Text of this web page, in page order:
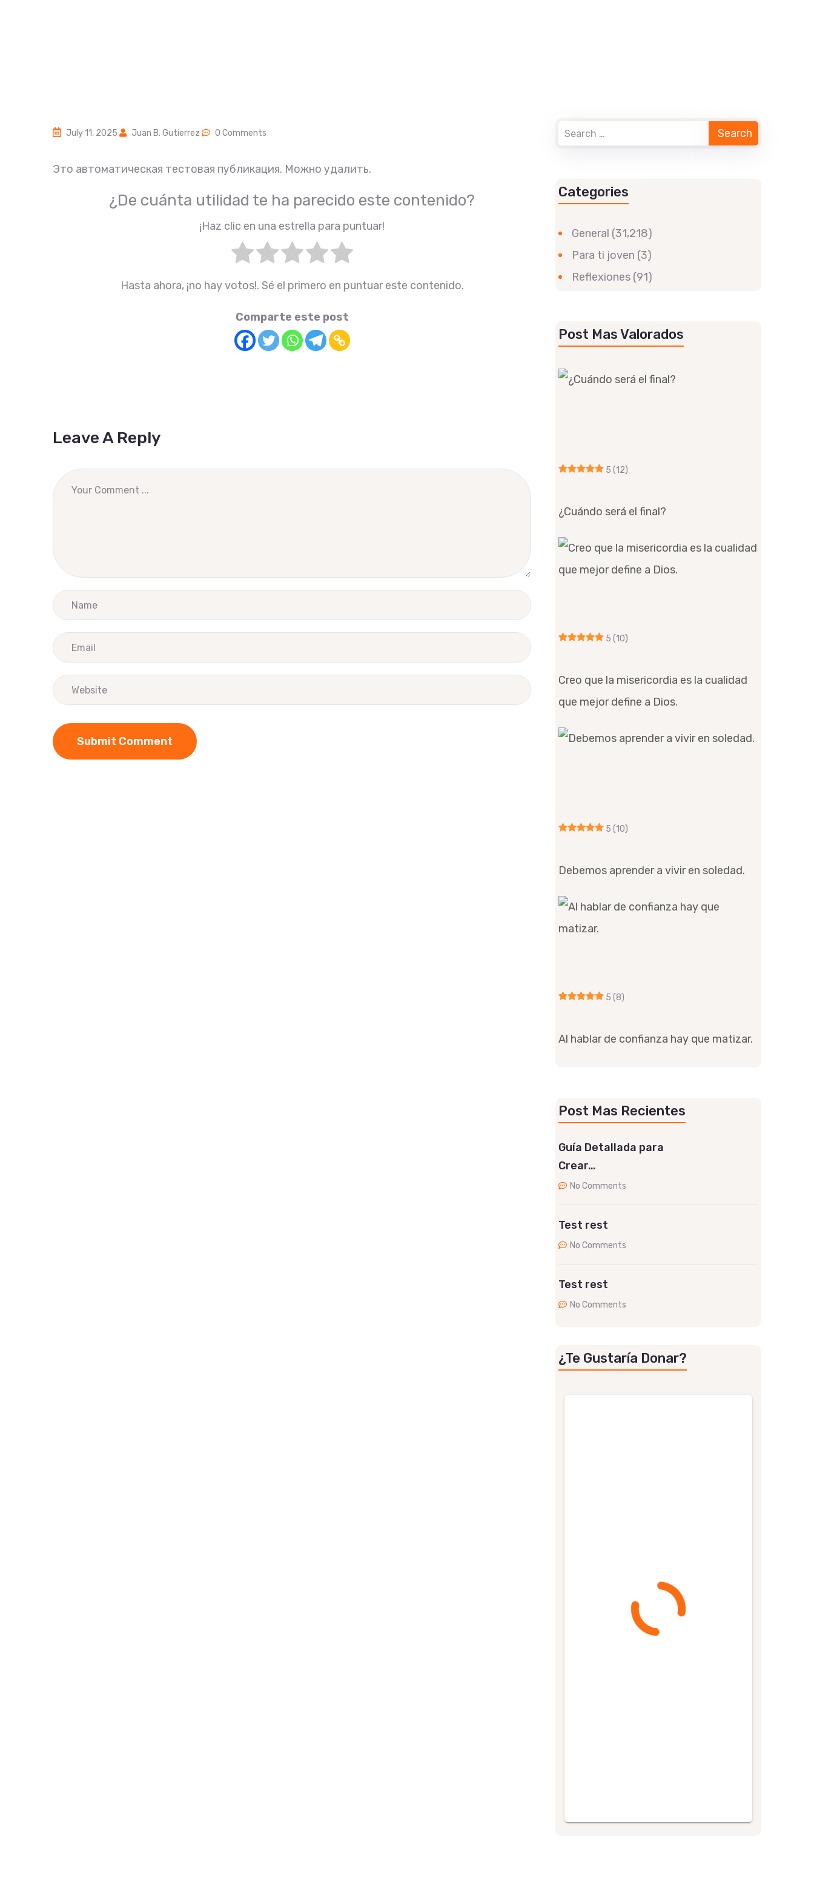
July 11, 2025 Juan B. Gutierrez 0 Comments
Это автоматическая тестовая публикация. Можно удалить.
¿De cuánta utilidad te ha parecido este contenido?
¡Haz clic en una estrella para puntuar!
Hasta ahora, ¡no hay votos!. Sé el primero en puntuar este contenido.
Comparte este post
Leave A Reply
Categories
General (31,218)
Para ti joven (3)
Reflexiones (91)
Post Mas Valorados
5 (12)
¿Cuándo será el final?
5 (10)
Creo que la misericordia es la cualidad
que mejor define a Dios.
5 (10)
Debemos aprender a vivir en soledad.
5 (8)
Al hablar de confianza hay que matizar.
Post Mas Recientes
Guía Detallada para
Crear…
No Comments
Test rest
No Comments
Test rest
No Comments
¿Te Gustaría Donar?